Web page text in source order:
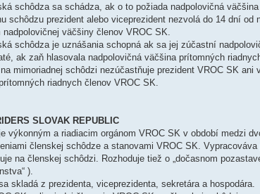
schôdza sa schádza, ak o to požiada nadpolovičná
schôdzu prezident alebo viceprezident nezvolá do 14 dní
väčšiny členov VROC SK.
schôdza je uznášania schopná ak sa jej zúčastní
ak zaň hlasovala nadpolovičná väčšina prítomných
mimoriadnej schôdzi nezúčastňuje prezident VROC SK
riadnych členov VROC SK.
SLOVAK REPUBLIC
výkonným a riadiacim orgánom VROC SK v období medzi
členskej schôdze a stanovami VROC SK.
na členskej schôdzi. Rozhoduje tiež o „dočasnom
).
skladá z prezidenta, viceprezidenta, sekretára a hospodára.